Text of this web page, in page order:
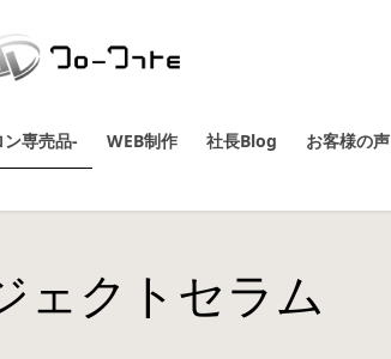
専売品- WEB制作 社長Blog お客様の声
ェクトセラム